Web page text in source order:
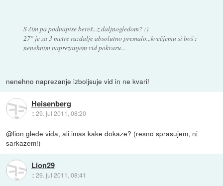
S čim pa podnapise bereš...z daljnogledom? :)
27" je za 3 metre razdalje absolutno premalo...kvečjemu si boš z
nenehnim naprezanjem vid pokvaru...
nenehno naprezanje izboljsuje vid in ne kvari!
Heisenberg
::29. jul 2011, 08:20
@lion glede vida, ali imas kake dokaze? (resno sprasujem, ni
sarkazem!)
Lion29
::29. jul 2011, 08:41